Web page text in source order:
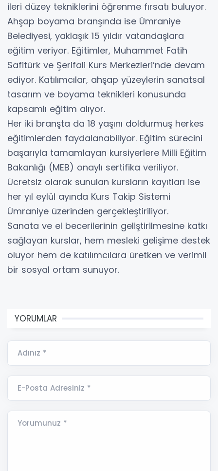
ileri düzey tekniklerini öğrenme fırsatı buluyor.
Ahşap boyama branşında ise Ümraniye
Belediyesi, yaklaşık 15 yıldır vatandaşlara
eğitim veriyor. Eğitimler, Muhammet Fatih
Safitürk ve Şerifali Kurs Merkezleri’nde devam
ediyor. Katılımcılar, ahşap yüzeylerin sanatsal
tasarım ve boyama teknikleri konusunda
kapsamlı eğitim alıyor.
Her iki branşta da 18 yaşını doldurmuş herkes
eğitimlerden faydalanabiliyor. Eğitim sürecini
başarıyla tamamlayan kursiyerlere Milli Eğitim
Bakanlığı (MEB) onaylı sertifika veriliyor.
Ücretsiz olarak sunulan kursların kayıtları ise
her yıl eylül ayında Kurs Takip Sistemi
Ümraniye üzerinden gerçekleştiriliyor.
Sanata ve el becerilerinin geliştirilmesine katkı
sağlayan kurslar, hem mesleki gelişime destek
oluyor hem de katılımcılara üretken ve verimli
bir sosyal ortam sunuyor.
YORUMLAR
Adınız *
E-Posta Adresiniz *
Yorumunuz *